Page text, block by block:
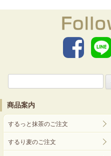
商品案内
するっと抹茶のご注文
するり麦のご注文